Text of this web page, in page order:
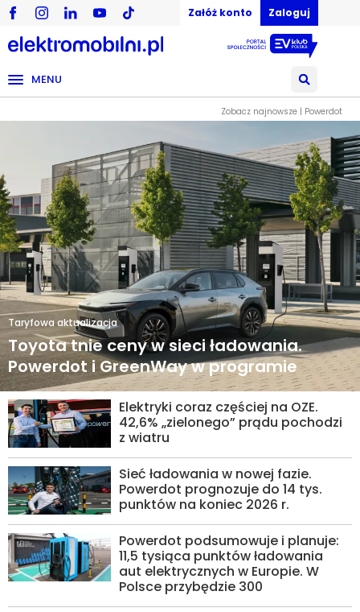
Załóż konto Zaloguj
MENU
Zobacz najnowsze | Powerdot
Taryfowa aktualizacja
Toyota tnie ceny w sieci ładowania.
Powerdot i GreenWay w programie
Elektryki coraz częściej na OZE.
42,6% „zielonego” prądu pochodzi
z wiatru
Sieć ładowania w nowej fazie.
Powerdot prognozuje do 14 tys.
punktów na koniec 2026 r.
Powerdot podsumowuje i planuje:
11,5 tysiąca punktów ładowania
aut elektrycznych w Europie. W
Polsce przybędzie 300